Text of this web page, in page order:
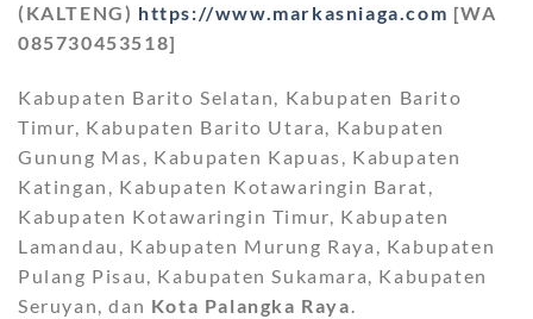
(KALTENG) https://www.markasniaga.com [WA
085730453518]
Kabupaten Barito Selatan, Kabupaten Barito
Timur, Kabupaten Barito Utara, Kabupaten
Gunung Mas, Kabupaten Kapuas, Kabupaten
Katingan, Kabupaten Kotawaringin Barat,
Kabupaten Kotawaringin Timur, Kabupaten
Lamandau, Kabupaten Murung Raya, Kabupaten
Pulang Pisau, Kabupaten Sukamara, Kabupaten
Seruyan, dan Kota Palangka Raya.